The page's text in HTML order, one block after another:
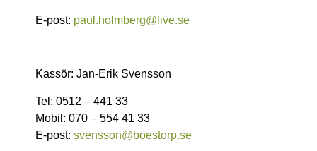
E-post: paul.holmberg@live.se
Kassör: Jan-Erik Svensson
Tel: 0512 – 441 33
Mobil: 070 – 554 41 33
E-post: svensson@boestorp.se